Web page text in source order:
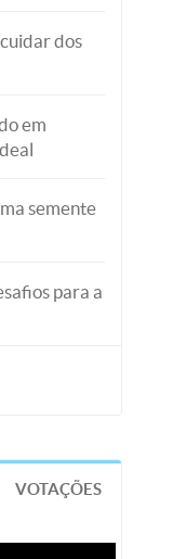
dos
em
semente
para a
VOTAÇÕES